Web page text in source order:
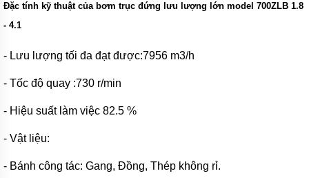
bơm
hóa
chất
Xuất
máy
bơm
chất
Thương
bơm
hóa
Đặc tính kỹ thuật của bơm trục đứng lưu lượng lớn model 700ZLB 1.8
- 4.1
- Lưu lượng tối đa đạt được:7956 m3/h
- Tốc độ quay :730 r/min
- Hiệu suất làm việc 82.5 %
- Vật liệu:
- Bánh công tác: Gang, Đồng, Thép không rỉ.